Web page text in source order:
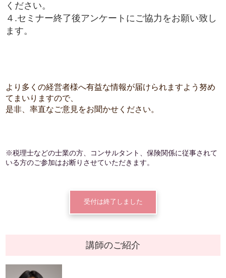
ください。
４.セミナー終了後アンケートにご協力をお願い致し
ます。
より多くの経営者様へ有益な情報が届けられますよう努め
てまいりますので、
是非、率直なご意見をお聞かせください。
※税理士などの士業の方、コンサルタント、保険関係に従事されて
いる方のご参加はお断りさせていただきます。
受付は終了しました
講師のご紹介